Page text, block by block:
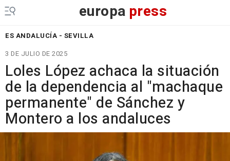
europa press
ES ANDALUCÍA - SEVILLA
3 DE JULIO DE 2025
Loles López achaca la situación
de la dependencia al "machaque
permanente" de Sánchez y
Montero a los andaluces